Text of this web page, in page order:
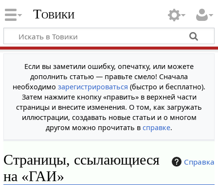
Товики
Если вы заметили ошибку, опечатку, или можете
дополнить статью — правьте смело! Сначала
необходимо зарегистрироваться (быстро и бесплатно).
Затем нажмите кнопку «править» в верхней части
страницы и внесите изменения. О том, как загружать
иллюстрации, создавать новые статьи и о многом
другом можно прочитать в справке.
Справка
Страницы, ссылающиеся
на «ГАИ»